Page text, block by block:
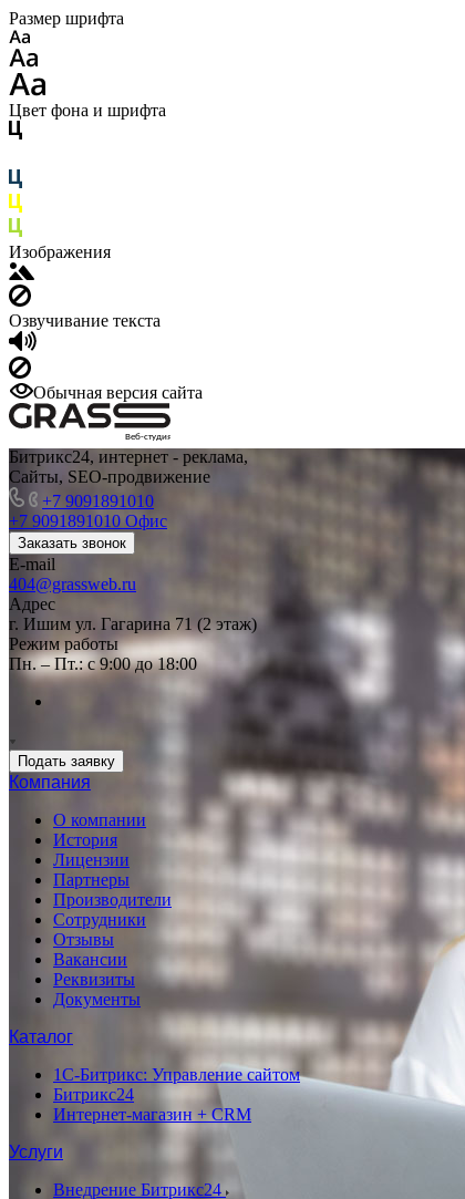
Размер шрифта
Цвет фона и шрифта
Изображения
Озвучивание текста
Обычная версия сайта
Веб-студия
Битрикс24, интернет - реклама,
Сайты, SEO-продвижение
+7 9091891010
+7 9091891010 Офис
Заказать звонок
E-mail
404@grassweb.ru
Адрес
г. Ишим ул. Гагарина 71 (2 этаж)
Режим работы
Пн. – Пт.: с 9:00 до 18:00
Подать заявку
Компания
О компании
История
Лицензии
Партнеры
Производители
Сотрудники
Отзывы
Вакансии
Реквизиты
Документы
Каталог
1С-Битрикс: Управление сайтом
Битрикс24
Интернет-магазин + CRM
Услуги
Внедрение Битрикс24